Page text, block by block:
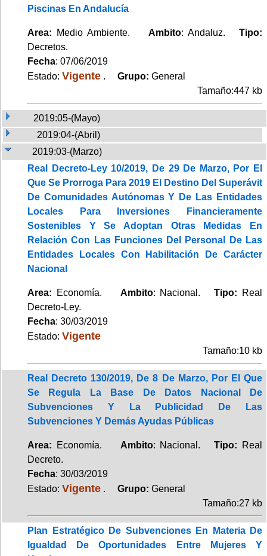
Piscinas En Andalucía
Area: Medio Ambiente. Ambito: Andaluz.Tipo:
Decretos.
Fecha: 07/06/2019
Estado: Vigente . Grupo: General
Tamaño:447 kb
2019:05-(Mayo)
2019:04-(Abril)
2019:03-(Marzo)
Real Decreto-Ley 10/2019, De 29 De Marzo, Por El
Que Se Prorroga Para 2019 El Destino Del Superávit
De Comunidades Autónomas Y De Las Entidades
Locales Para Inversiones Financieramente
Sostenibles Y Se Adoptan Otras Medidas En
Relación Con Las Funciones Del Personal De Las
Entidades Locales Con Habilitación De Carácter
Nacional
Area: Economía. Ambito: Nacional.Tipo:
Real
Decreto-Ley.
Fecha: 30/03/2019
Estado: Vigente
Tamaño:10 kb
Real Decreto 130/2019, De 8 De Marzo, Por El Que
Se Regula La Base De Datos Nacional De
Subvenciones Y La Publicidad De Las
Subvenciones Y Demás Ayudas Públicas
Area: Economía. Ambito: Nacional.Tipo:
Real
Decreto.
Fecha: 30/03/2019
Estado: Vigente . Grupo: General
Tamaño:27 kb
Plan Estratégico De Subvenciones En Materia De
Igualdad De Oportunidades Entre Mujeres Y